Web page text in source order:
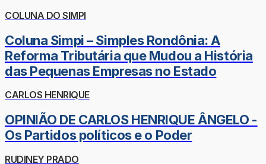
COLUNA DO SIMPI
Coluna Simpi – Simples Rondônia: A
Reforma Tributária que Mudou a História
das Pequenas Empresas no Estado
CARLOS HENRIQUE
OPINIÃO DE CARLOS HENRIQUE ÂNGELO -
Os Partidos políticos e o Poder
RUDINEY PRADO